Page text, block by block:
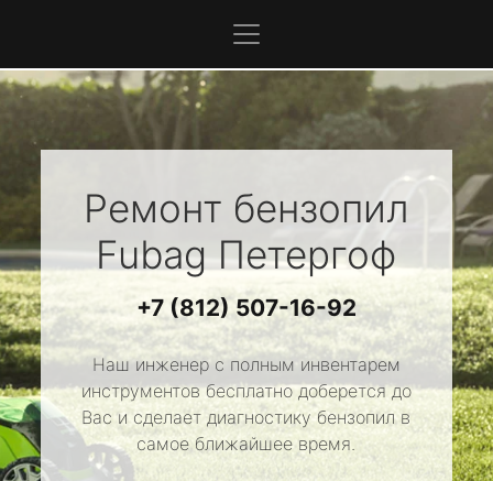
Ремонт бензопил
FubagПетергоф
+7 (812) 507-16-92
Наш инженер с полным инвентарем
инструментов бесплатно доберется до
Вас и сделает диагностику бензопил в
самое ближайшее время.